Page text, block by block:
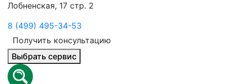
Лобненская, 17 стр. 2
8 (499) 495-34-53
Получить консультацию
Выбрать сервис